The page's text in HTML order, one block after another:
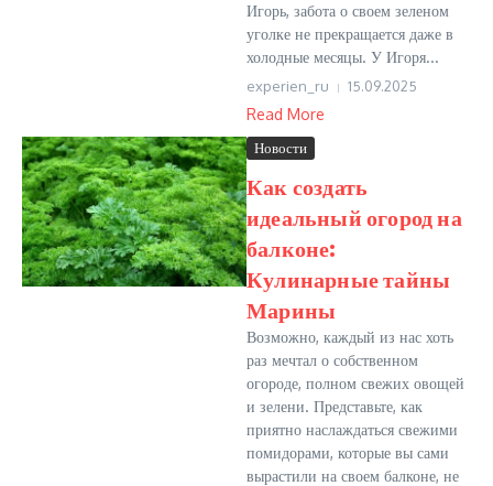
Игорь, забота о своем зеленом
уголке не прекращается даже в
холодные месяцы. У Игоря...
experien_ru 15.09.2025
Read More
Новости
Как создать
идеальный огород на
балконе:
Кулинарные тайны
Марины
Возможно, каждый из нас хоть
раз мечтал о собственном
огороде, полном свежих овощей
и зелени. Представьте, как
приятно наслаждаться свежими
помидорами, которые вы сами
вырастили на своем балконе, не